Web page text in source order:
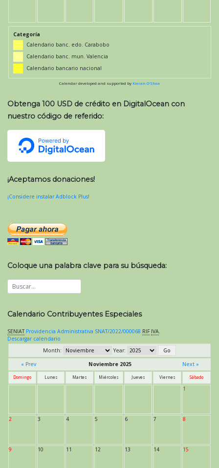
Categoría
Calendario banc. edo. Carabobo
Calendario banc. mun. Valencia
Calendario bancario nacional
Calendar developed and supported by Kieran O'Shea
Obtenga 100 USD de crédito en DigitalOcean con
nuestro código de referido:
¡Aceptamos donaciones!
¡Considere instalar Adblock Plus!
Coloque una palabra clave para su búsqueda:
Calendario Contribuyentes Especiales
SENIAT Providencia Administrativa SNAT/2022/000068 RIF IVA
Descargar calendario
Month:
Year:
« Prev
Noviembre 2025 Next »
Domingo Lunes Martes Miércoles Jueves Viernes Sábado
1
2 3 4 5 6 7 8
9 10 11 12 13 14 15